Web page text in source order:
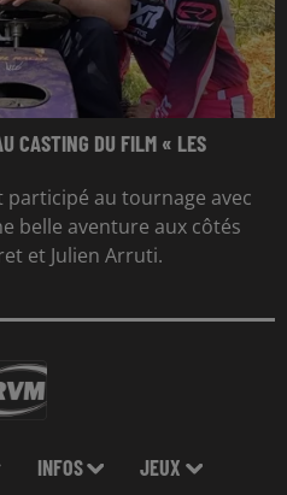
CASTING DU FILM « LES
au tournage avec
belle aventure aux côtés
et Julien Arruti.
INFOS JEUX